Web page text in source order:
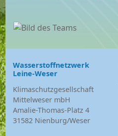
Wasserstoffnetzwerk
Leine-Weser
Klimaschutzgesellschaft
Mittelweser mbH
Amalie-Thomas-Platz 4
31582 Nienburg/Weser